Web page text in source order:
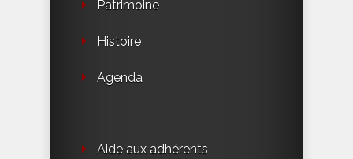
Patrimoine
Histoire
Agenda
Aide aux adhérents